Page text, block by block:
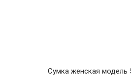
Сумка женская модель